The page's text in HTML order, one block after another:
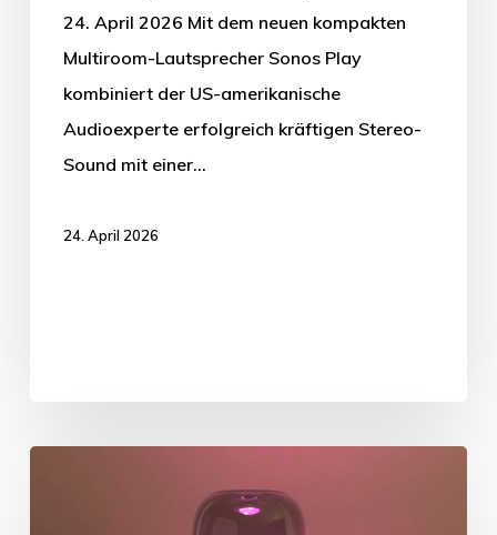
24. April 2026 Mit dem neuen kompakten
Multiroom-Lautsprecher Sonos Play
kombiniert der US-amerikanische
Audioexperte erfolgreich kräftigen Stereo-
Sound mit einer…
24. April 2026